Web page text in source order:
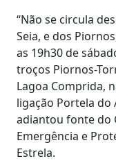
“Não se circula
Seia, e dos
as 19h30 de
troços Piornos-
Lagoa Comprida,
ligação Portela do
adiantou fonte do
Emergência e
Estrela.